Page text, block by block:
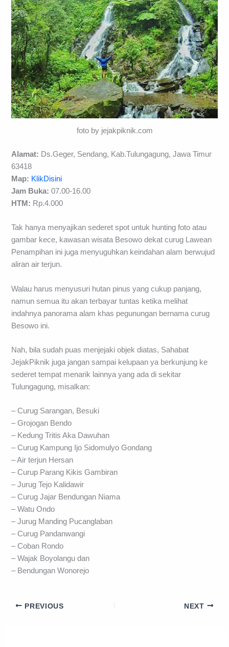
foto by jejakpiknik.com
Alamat: Ds.Geger, Sendang, Kab.Tulungagung, Jawa Timur
63418
Map: KlikDisini
Jam Buka: 07.00-16.00
HTM: Rp.4.000
Tak hanya menyajikan sederet spot untuk hunting foto atau
gambar kece, kawasan wisata Besowo dekat curug Lawean
Penampihan ini juga menyuguhkan keindahan alam berwujud
aliran air terjun.
Walau harus menyusuri hutan pinus yang cukup panjang,
namun semua itu akan terbayar tuntas ketika melihat
indahnya panorama alam khas pegunungan bernama curug
Besowo ini.
Nah, bila sudah puas menjejaki objek diatas, Sahabat
JejakPiknik juga jangan sampai kelupaan ya berkunjung ke
sederet tempat menarik lainnya yang ada di sekitar
Tulungagung, misalkan:
– Curug Sarangan, Besuki
– Grojogan Bendo
– Kedung Tritis Aka Dawuhan
– Curug Kampung Ijo Sidomulyo Gondang
– Air terjun Hersan
– Curup Parang Kikis Gambiran
– Jurug Tejo Kalidawir
– Curug Jajar Bendungan Niama
– Watu Ondo
– Jurug Manding Pucanglaban
– Curug Pandanwangi
– Coban Rondo
– Wajak Boyolangu dan
– Bendungan Wonorejo
PREVIOUS NEXT